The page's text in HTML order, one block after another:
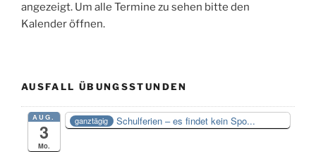
angezeigt. Um alle Termine zu sehen bitte den
Kalender öffnen.
AUSFALL ÜBUNGSSTUNDEN
AUG.
3
Mo.
ganztägig Schulferien – es findet kein Spo...